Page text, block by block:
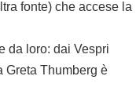
fonte) che accese la
da loro: dai Vespri
Thumberg è